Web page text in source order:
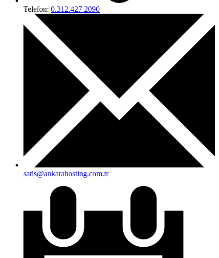
Telefon: 0.312.427 2090
satis@ankarahosting.com.tr